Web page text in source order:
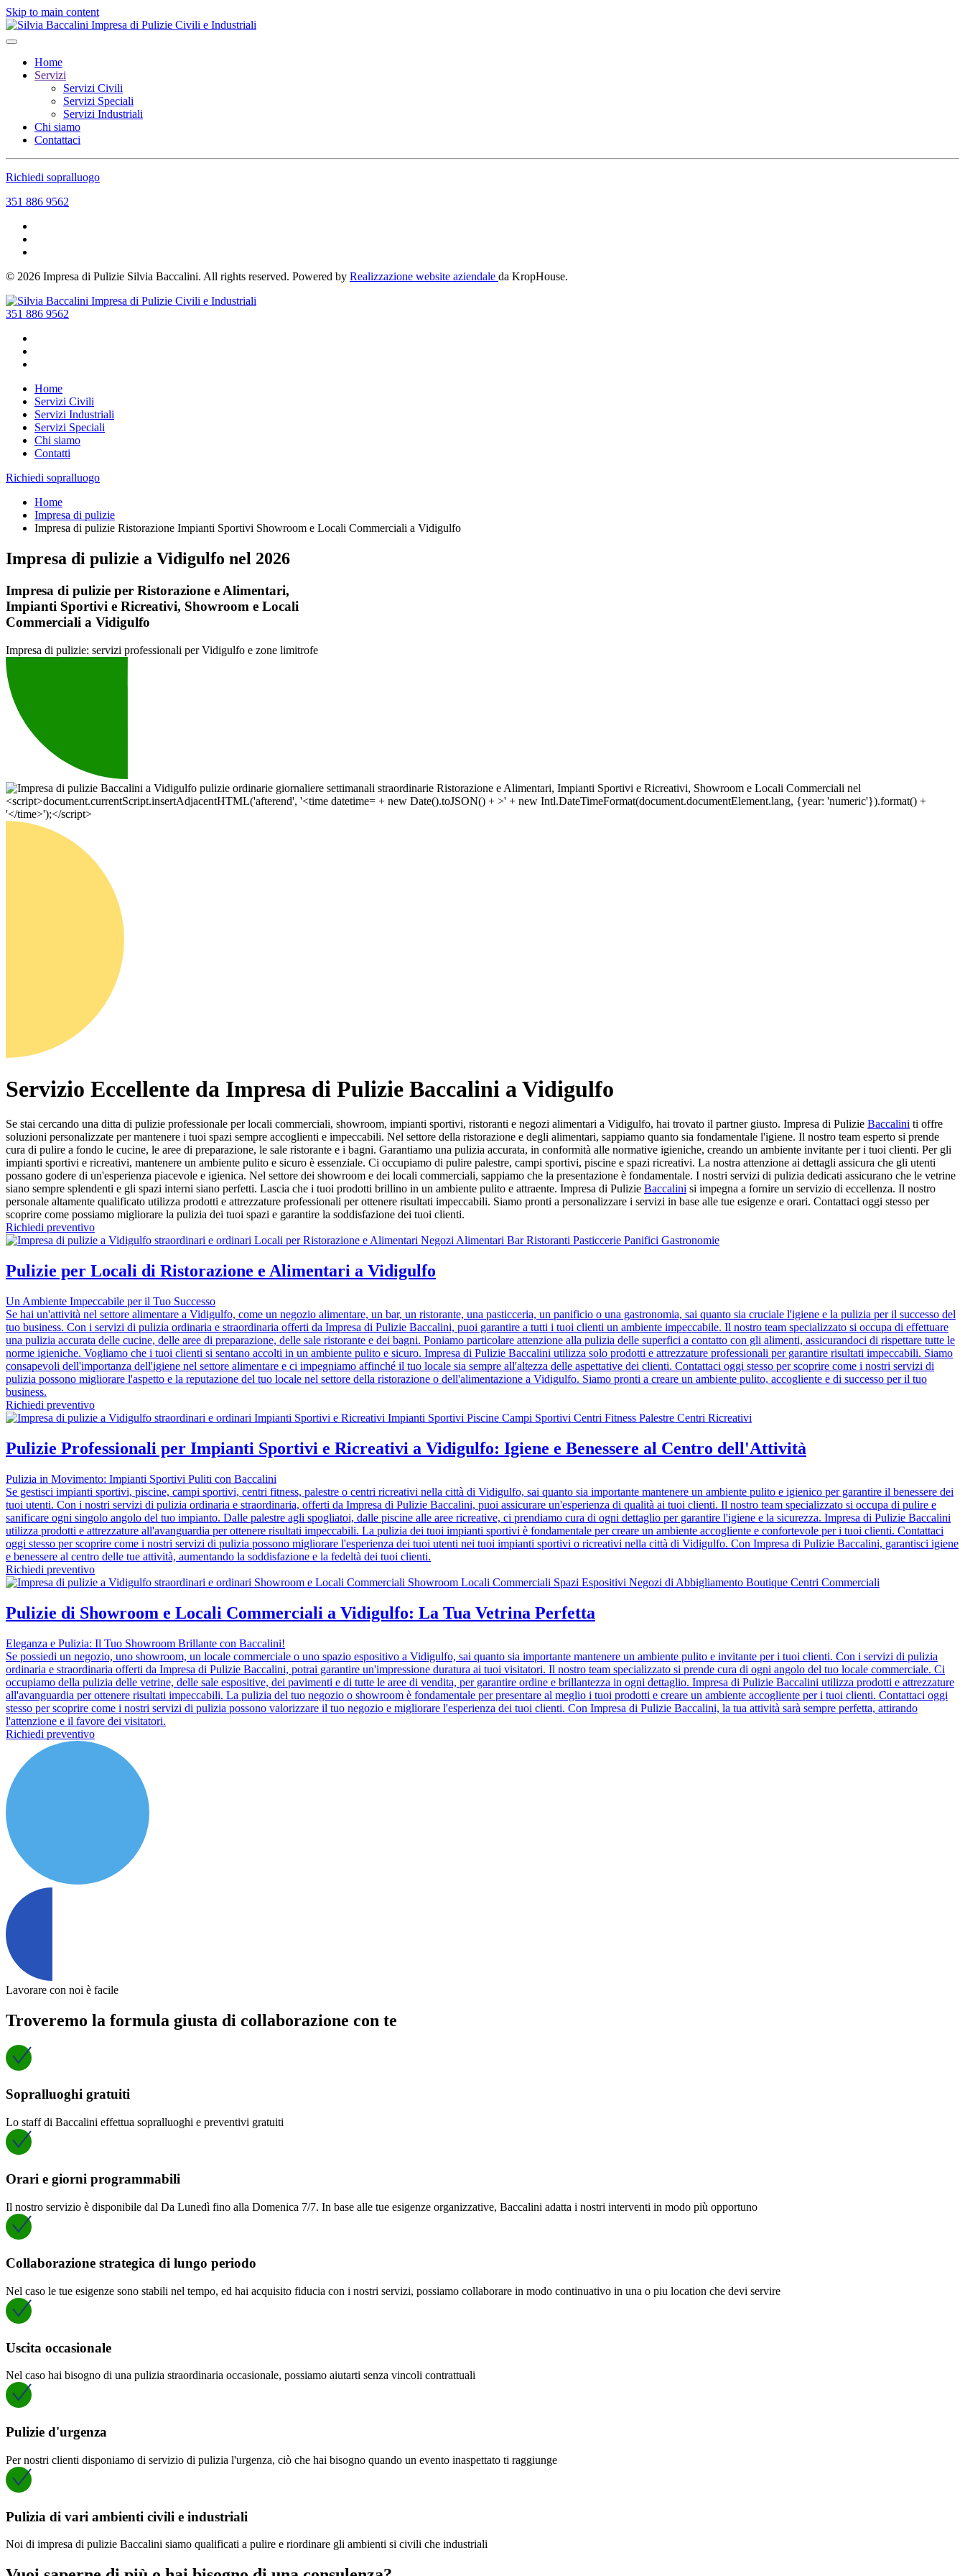
Skip to main content
Home
Servizi
Servizi Civili
Servizi Speciali
Servizi Industriali
Chi siamo
Contattaci
Richiedi sopralluogo
351 886 9562
© 2026 Impresa di Pulizie Silvia Baccalini. All rights reserved. Powered by Realizzazione website aziendale da KropHouse.
351 886 9562
Home
Servizi Civili
Servizi Industriali
Servizi Speciali
Chi siamo
Contatti
Richiedi sopralluogo
Home
Impresa di pulizie
Impresa di pulizie Ristorazione Impianti Sportivi Showroom e Locali Commerciali a Vidigulfo
Impresa di pulizie a Vidigulfo nel 2026
Impresa di pulizie per Ristorazione e Alimentari,
Impianti Sportivi e Ricreativi, Showroom e Locali
Commerciali a Vidigulfo
Impresa di pulizie: servizi professionali per Vidigulfo e zone limitrofe
Servizio Eccellente da Impresa di Pulizie Baccalini a Vidigulfo
Se stai cercando una ditta di pulizie professionale per locali commerciali, showroom, impianti sportivi, ristoranti e negozi alimentari a Vidigulfo, hai trovato il partner giusto. Impresa di Pulizie Baccalini ti offre
soluzioni personalizzate per mantenere i tuoi spazi sempre accoglienti e impeccabili. Nel settore della ristorazione e degli alimentari, sappiamo quanto sia fondamentale l'igiene. Il nostro team esperto si prende
cura di pulire a fondo le cucine, le aree di preparazione, le sale ristorante e i bagni. Garantiamo una pulizia accurata, in conformità alle normative igieniche, creando un ambiente invitante per i tuoi clienti. Per gli
impianti sportivi e ricreativi, mantenere un ambiente pulito e sicuro è essenziale. Ci occupiamo di pulire palestre, campi sportivi, piscine e spazi ricreativi. La nostra attenzione ai dettagli assicura che gli utenti
possano godere di un'esperienza piacevole e igienica. Nel settore dei showroom e dei locali commerciali, sappiamo che la presentazione è fondamentale. I nostri servizi di pulizia dedicati assicurano che le vetrine
siano sempre splendenti e gli spazi interni siano perfetti. Lascia che i tuoi prodotti brillino in un ambiente pulito e attraente. Impresa di Pulizie Baccalini si impegna a fornire un servizio di eccellenza. Il nostro
personale altamente qualificato utilizza prodotti e attrezzature professionali per ottenere risultati impeccabili. Siamo pronti a personalizzare i servizi in base alle tue esigenze e orari. Contattaci oggi stesso per
scoprire come possiamo migliorare la pulizia dei tuoi spazi e garantire la soddisfazione dei tuoi clienti.
Richiedi preventivo
Pulizie per Locali di Ristorazione e Alimentari a Vidigulfo
Un Ambiente Impeccabile per il Tuo Successo
Se hai un'attività nel settore alimentare a Vidigulfo, come un negozio alimentare, un bar, un ristorante, una pasticceria, un panificio o una gastronomia, sai quanto sia cruciale l'igiene e la pulizia per il successo del
tuo business. Con i servizi di pulizia ordinaria e straordinaria offerti da Impresa di Pulizie Baccalini, puoi garantire a tutti i tuoi clienti un ambiente impeccabile. Il nostro team specializzato si occupa di effettuare
una pulizia accurata delle cucine, delle aree di preparazione, delle sale ristorante e dei bagni. Poniamo particolare attenzione alla pulizia delle superfici a contatto con gli alimenti, assicurandoci di rispettare tutte le
norme igieniche. Vogliamo che i tuoi clienti si sentano accolti in un ambiente pulito e sicuro. Impresa di Pulizie Baccalini utilizza solo prodotti e attrezzature professionali per garantire risultati impeccabili. Siamo
consapevoli dell'importanza dell'igiene nel settore alimentare e ci impegniamo affinché il tuo locale sia sempre all'altezza delle aspettative dei clienti. Contattaci oggi stesso per scoprire come i nostri servizi di
pulizia possono migliorare l'aspetto e la reputazione del tuo locale nel settore della ristorazione o dell'alimentazione a Vidigulfo. Siamo pronti a creare un ambiente pulito, accogliente e di successo per il tuo
business.
Richiedi preventivo
Pulizie Professionali per Impianti Sportivi e Ricreativi a Vidigulfo: Igiene e Benessere al Centro dell'Attività
Pulizia in Movimento: Impianti Sportivi Puliti con Baccalini
Se gestisci impianti sportivi, piscine, campi sportivi, centri fitness, palestre o centri ricreativi nella città di Vidigulfo, sai quanto sia importante mantenere un ambiente pulito e igienico per garantire il benessere dei
tuoi utenti. Con i nostri servizi di pulizia ordinaria e straordinaria, offerti da Impresa di Pulizie Baccalini, puoi assicurare un'esperienza di qualità ai tuoi clienti. Il nostro team specializzato si occupa di pulire e
sanificare ogni singolo angolo del tuo impianto. Dalle palestre agli spogliatoi, dalle piscine alle aree ricreative, ci prendiamo cura di ogni dettaglio per garantire l'igiene e la sicurezza. Impresa di Pulizie Baccalini
utilizza prodotti e attrezzature all'avanguardia per ottenere risultati impeccabili. La pulizia dei tuoi impianti sportivi è fondamentale per creare un ambiente accogliente e confortevole per i tuoi clienti. Contattaci
oggi stesso per scoprire come i nostri servizi di pulizia possono migliorare l'esperienza dei tuoi utenti nei tuoi impianti sportivi o ricreativi nella città di Vidigulfo. Con Impresa di Pulizie Baccalini, garantisci igiene
e benessere al centro delle tue attività, aumentando la soddisfazione e la fedeltà dei tuoi clienti.
Richiedi preventivo
Pulizie di Showroom e Locali Commerciali a Vidigulfo: La Tua Vetrina Perfetta
Eleganza e Pulizia: Il Tuo Showroom Brillante con Baccalini!
Se possiedi un negozio, uno showroom, un locale commerciale o uno spazio espositivo a Vidigulfo, sai quanto sia importante mantenere un ambiente pulito e invitante per i tuoi clienti. Con i servizi di pulizia
ordinaria e straordinaria offerti da Impresa di Pulizie Baccalini, potrai garantire un'impressione duratura ai tuoi visitatori. Il nostro team specializzato si prende cura di ogni angolo del tuo locale commerciale. Ci
occupiamo della pulizia delle vetrine, delle sale espositive, dei pavimenti e di tutte le aree di vendita, per garantire ordine e brillantezza in ogni dettaglio. Impresa di Pulizie Baccalini utilizza prodotti e attrezzature
all'avanguardia per ottenere risultati impeccabili. La pulizia del tuo negozio o showroom è fondamentale per presentare al meglio i tuoi prodotti e creare un ambiente accogliente per i tuoi clienti. Contattaci oggi
stesso per scoprire come i nostri servizi di pulizia possono valorizzare il tuo negozio e migliorare l'esperienza dei tuoi clienti. Con Impresa di Pulizie Baccalini, la tua attività sarà sempre perfetta, attirando
l'attenzione e il favore dei visitatori.
Richiedi preventivo
Lavorare con noi è facile
Troveremo la formula giusta di collaborazione con te
Sopralluoghi gratuiti
Lo staff di Baccalini effettua sopralluoghi e preventivi gratuiti
Orari e giorni programmabili
Il nostro servizio è disponibile dal Da Lunedì fino alla Domenica 7/7. In base alle tue esigenze organizzative, Baccalini adatta i nostri interventi in modo più opportuno
Collaborazione strategica di lungo periodo
Nel caso le tue esigenze sono stabili nel tempo, ed hai acquisito fiducia con i nostri servizi, possiamo collaborare in modo continuativo in una o piu location che devi servire
Uscita occasionale
Nel caso hai bisogno di una pulizia straordinaria occasionale, possiamo aiutarti senza vincoli contrattuali
Pulizie d'urgenza
Per nostri clienti disponiamo di servizio di pulizia l'urgenza, ciò che hai bisogno quando un evento inaspettato ti raggiunge
Pulizia di vari ambienti civili e industriali
Noi di impresa di pulizie Baccalini siamo qualificati a pulire e riordinare gli ambienti si civili che industriali